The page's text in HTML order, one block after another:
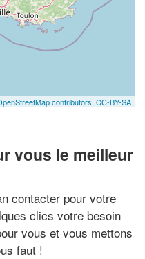
contributors, CC-BY-SA
vous le meilleur
contacter pour votre
clics votre besoin
vous et vous mettons
faut !